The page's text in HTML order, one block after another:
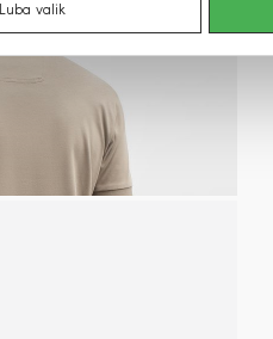
Luba valik